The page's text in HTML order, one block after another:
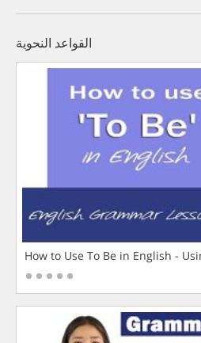
القواعد النحوية
How to Use To Be in English -